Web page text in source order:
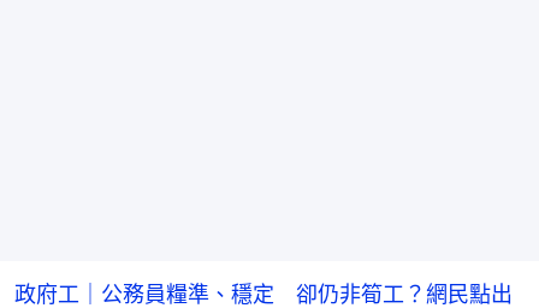
政府工｜公務員糧準、穩定 卻仍非筍工？網民點出